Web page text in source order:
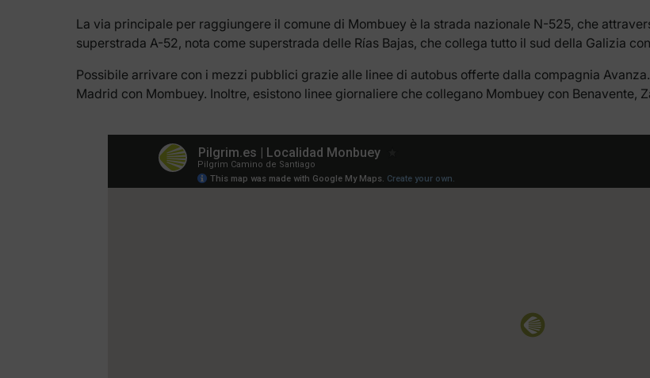
La via principale per raggiungere il comune di Mombuey è la strada nazionale N-525, che
superstrada A-52, nota come superstrada delle Rías Bajas, che collega tutto il sud della Galizia
Possibile arrivare con i mezzi pubblici grazie alle linee di autobus offerte dalla compagnia
Madrid con Mombuey. Inoltre, esistono linee giornaliere che collegano Mombuey con Benavente,